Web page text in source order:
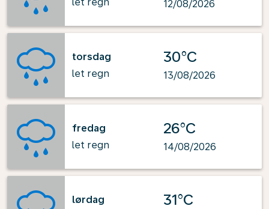
12/08/2026
torsdag
let regn
30°C
13/08/2026
fredag
let regn
26°C
14/08/2026
lørdag
31°C